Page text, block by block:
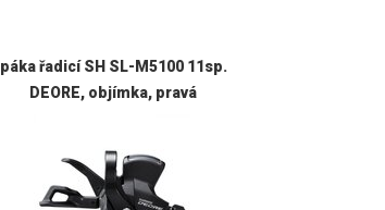
páka řadicí SH SL-M5100 11sp.
DEORE, objímka, pravá